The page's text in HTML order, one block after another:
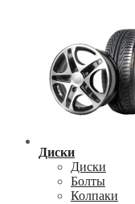
Диски
Диски
Болты
Колпаки